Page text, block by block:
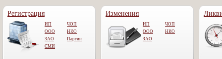
Регистрация
ИП
ЧОП
ООО
НКО
ЗАО
Партии
СМИ
Изменения
ИП
ЧОП
OOO
НКО
ЗАО